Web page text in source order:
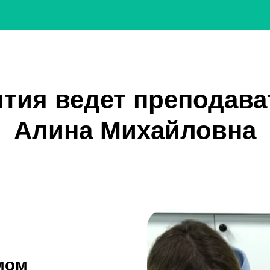
ведет
Алина Михайловна